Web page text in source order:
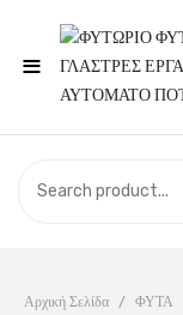
≡
Αρχική Σελίδα / ΦΥΤΑ